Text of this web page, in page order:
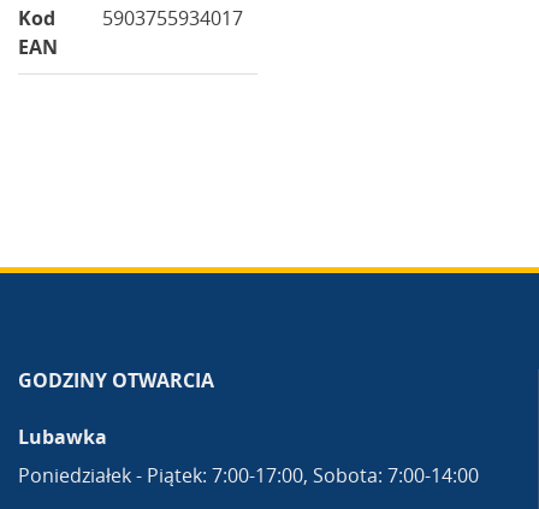
Kod
EAN
5903755934017
GODZINY OTWARCIA
Lubawka
Poniedziałek - Piątek: 7:00-17:00, Sobota: 7:00-14:00